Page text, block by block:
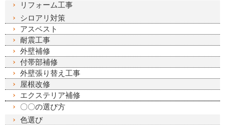
リフォーム工事
シロアリ対策
アスベスト
耐震工事
外壁補修
付帯部補修
外壁張り替え工事
屋根改修
エクステリア補修
〇〇の選び方
色選び